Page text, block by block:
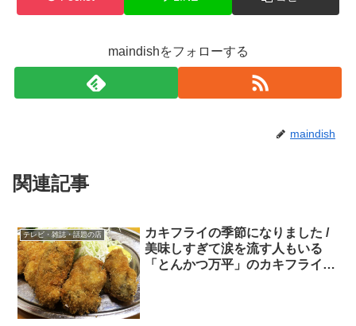
maindishをフォローする
maindish
関連記事
テレビ・雑誌・話題の店
カキフライの季節になりました /
美味しすぎて涙を流す人もいる
「とんかつ万平」のカキフライ定